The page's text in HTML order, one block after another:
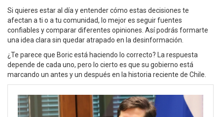
Si quieres estar al día y entender cómo estas decisiones te
afectan a ti o a tu comunidad, lo mejor es seguir fuentes
confiables y comparar diferentes opiniones. Así podrás formarte
una idea clara sin quedar atrapado en la desinformación.
¿Te parece que Boric está haciendo lo correcto? La respuesta
depende de cada uno, pero lo cierto es que su gobierno está
marcando un antes y un después en la historia reciente de Chile.